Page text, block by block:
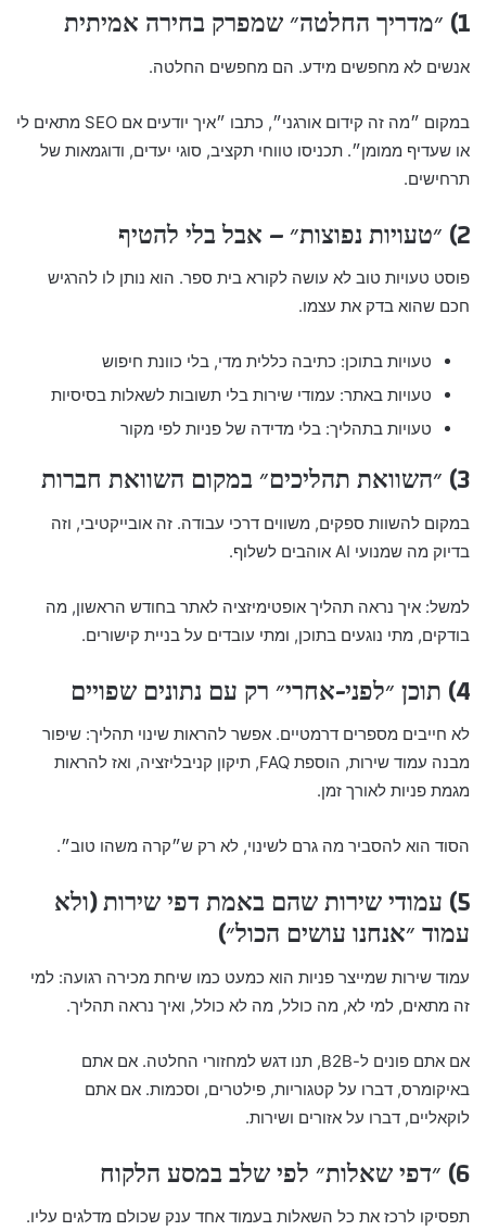
1) ״מדריך החלטה״ שמפרק בחירה אמיתית
אנשים לא מחפשים מידע. הם מחפשים החלטה.
במקום ״מה זה קידום אורגני״, כתבו ״איך יודעים אם SEO מתאים לי
או שעדיף ממומן״. תכניסו טווחי תקציב, סוגי יעדים, ודוגמאות של
תרחישים.
2) ״טעויות נפוצות״ – אבל בלי להטיף
פוסט טעויות טוב לא עושה לקורא בית ספר. הוא נותן לו להרגיש
חכם שהוא בדק את עצמו.
טעויות בתוכן: כתיבה כללית מדי, בלי כוונת חיפוש
טעויות באתר: עמודי שירות בלי תשובות לשאלות בסיסיות
טעויות בתהליך: בלי מדידה של פניות לפי מקור
3) ״השוואת תהליכים״ במקום השוואת חברות
במקום להשוות ספקים, משווים דרכי עבודה. זה אובייקטיבי, וזה
בדיוק מה שמנועי AI אוהבים לשלוף.
למשל: איך נראה תהליך אופטימיזציה לאתר בחודש הראשון, מה
בודקים, מתי נוגעים בתוכן, ומתי עובדים על בניית קישורים.
4) תוכן ״לפני-אחרי״ רק עם נתונים שפויים
לא חייבים מספרים דרמטיים. אפשר להראות שינוי תהליך: שיפור
מבנה עמוד שירות, הוספת FAQ, תיקון קניבליזציה, ואז להראות
מגמת פניות לאורך זמן.
הסוד הוא להסביר מה גרם לשינוי, לא רק ש״קרה משהו טוב״.
5) עמודי שירות שהם באמת דפי שירות (ולא
עמוד ״אנחנו עושים הכול״)
עמוד שירות שמייצר פניות הוא כמעט כמו שיחת מכירה רגועה: למי
זה מתאים, למי לא, מה כולל, מה לא כולל, ואיך נראה תהליך.
אם אתם פונים ל-B2B, תנו דגש למחזורי החלטה. אם אתם
באיקומרס, דברו על קטגוריות, פילטרים, וסכמות. אם אתם
לוקאליים, דברו על אזורים ושירות.
6) ״דפי שאלות״ לפי שלב במסע הלקוח
תפסיקו לרכז את כל השאלות בעמוד אחד ענק שכולם מדלגים עליו.